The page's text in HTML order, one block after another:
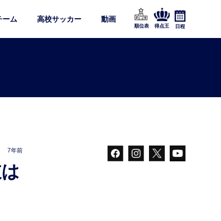
ーム 高校サッカー 動画
順位表 得点王 日程
7年前